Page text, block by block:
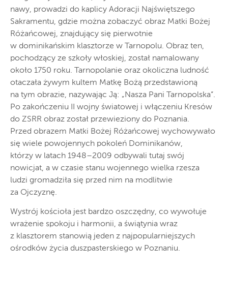
nawy, prowadzi do kaplicy Adoracji Najświętszego
Sakramentu, gdzie można zobaczyć obraz Matki Bożej
Różańcowej, znajdujący się pierwotnie
w dominikańskim klasztorze w Tarnopolu. Obraz ten,
pochodzący ze szkoły włoskiej, został namalowany
około 1750 roku. Tarnopolanie oraz okoliczna ludność
otaczała żywym kultem Matkę Bożą przedstawioną
na tym obrazie, nazywając Ją: „Nasza Pani Tarnopolska”.
Po zakończeniu II wojny światowej i włączeniu Kresów
do ZSRR obraz został przewieziony do Poznania.
Przed obrazem Matki Bożej Różańcowej wychowywało
się wiele powojennych pokoleń Dominikanów,
którzy w latach 1948–2009 odbywali tutaj swój
nowicjat, a w czasie stanu wojennego wielka rzesza
ludzi gromadziła się przed nim na modlitwie
za Ojczyznę.
Wystrój kościoła jest bardzo oszczędny, co wywołuje
wrażenie spokoju i harmonii, a świątynia wraz
z klasztorem stanowią jeden z najpopularniejszych
ośrodków życia duszpasterskiego w Poznaniu.